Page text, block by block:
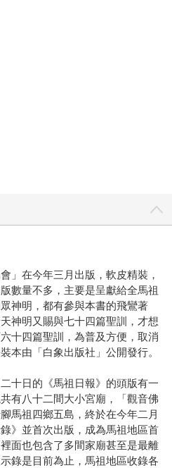
」在今年三月出版，軟皮精裝，
數量不多，主要是呈獻給全馬祖
神明，都有參與本書的飛鸞著
神明又賜與七十四篇聖訓，才想
十四篇聖訓，為普及方便，取消
本由「白象出版社」公開發行。
十日的《馬祖日報》的頭版有一
有八十二間大小宮廟，「觀音佛
馬祖四鄉五島，終於在今年二月
》並首次出版，成為馬祖地區首
面也包含了多間家廟甚至是最離
錄是目前為止，馬祖地區收錄各